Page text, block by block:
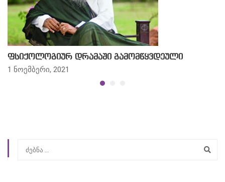
ფსიქოლოგიურ დრამაში გამომწყვდეული
1 ნოემბერი, 2021